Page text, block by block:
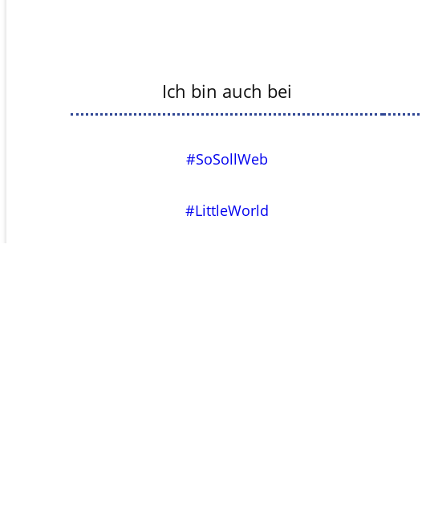
Ich bin auch bei
#SoSollWeb
#LittleWorld